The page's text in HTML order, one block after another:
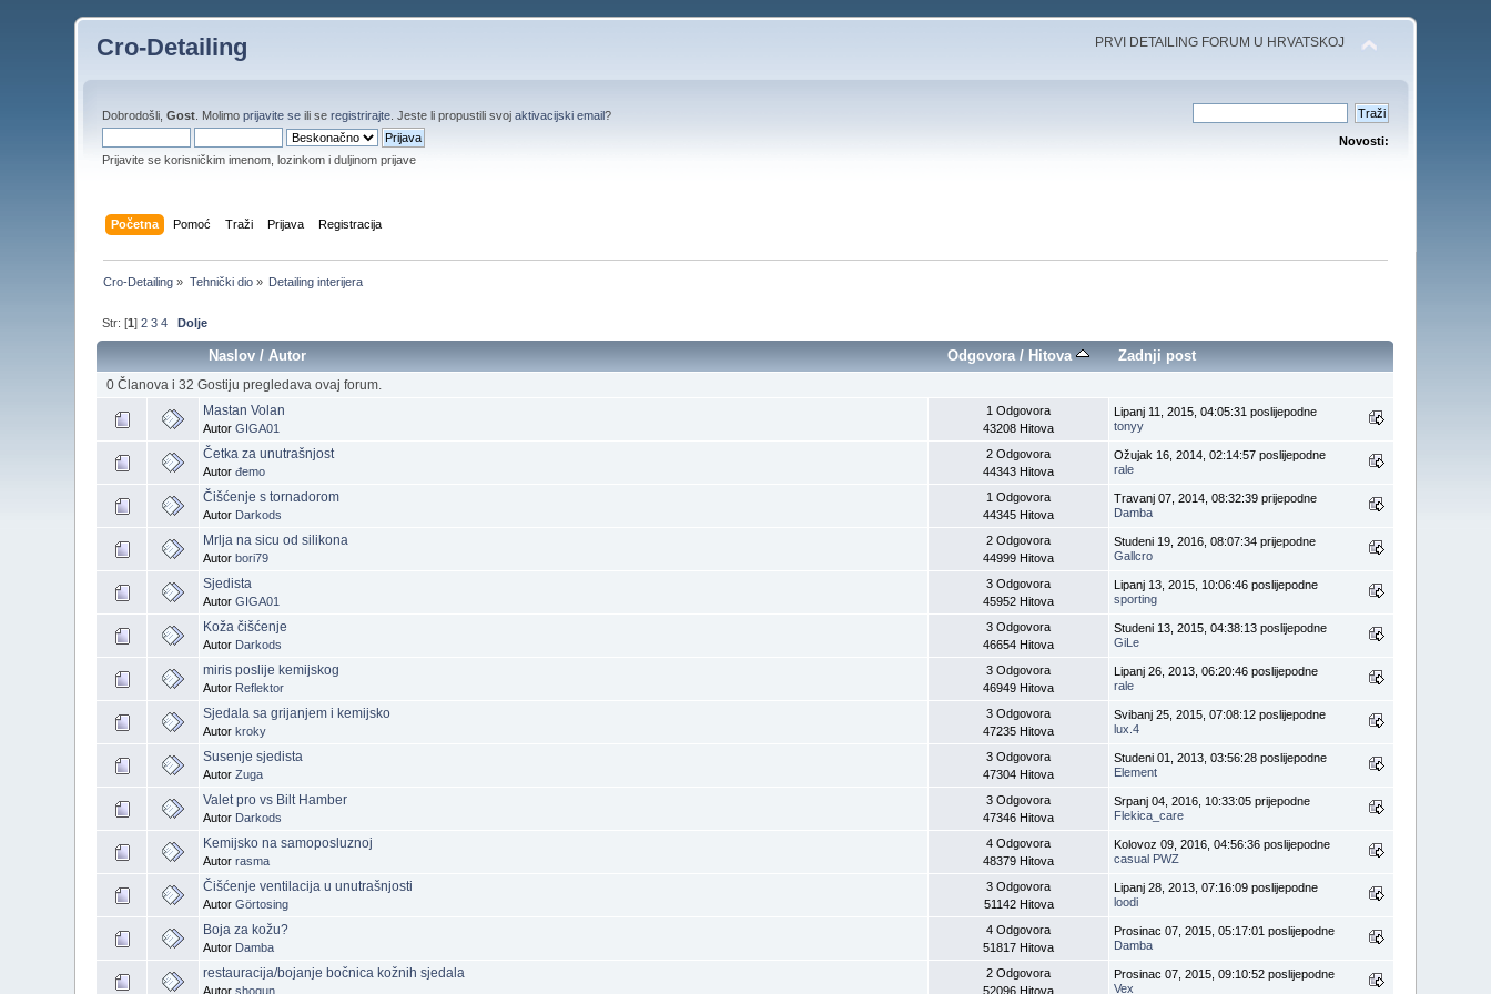
Cro-Detailing PRVI DETAILING FORUM U HRVATSKOJ
Dobrodošli,Gost . Molimoprijavite se ili seregistrirajte . Jeste li propustili svojaktivacijski email?
Prijavite se korisničkim imenom, lozinkom i duljinom prijave
Novosti:
Početna Pomoć Traži Prijava Registracija
Cro-Detailing » Tehnički dio» Detailing interijera
Str: [1]2 3 4 Dolje
Naslov /Autor Odgovora/ Hitova Zadnji post
0 Članova i 32 Gostiju pregledava ovaj forum.
Mastan Volan
AutorGIGA01
1 Odgovora
43208 Hitova
Lipanj 11, 2015, 04:05:31 poslijepodne
tonyy
Četka za unutrašnjost
Autorđemo
2 Odgovora
44343 Hitova
Ožujak 16, 2014, 02:14:57 poslijepodne
rale
Čišćenje s tornadorom
Autor Darkods
1 Odgovora
44345 Hitova
Travanj 07, 2014, 08:32:39 prijepodne
Damba
Mrlja na sicu od silikona
Autorbori79
2 Odgovora
44999 Hitova
Studeni 19, 2016, 08:07:34 prijepodne
Gallcro
Sjedista
AutorGIGA01
3 Odgovora
45952 Hitova
Lipanj 13, 2015, 10:06:46 poslijepodne
sporting
Koža čišćenje
Autor Darkods
3 Odgovora
46654 Hitova
Studeni 13, 2015, 04:38:13 poslijepodne
GiLe
miris poslije kemijskog
Autor Reflektor
3 Odgovora
46949 Hitova
Lipanj 26, 2013, 06:20:46 poslijepodne
rale
Sjedala sa grijanjem i kemijsko
Autorkroky
3 Odgovora
47235 Hitova
Svibanj 25, 2015, 07:08:12 poslijepodne
lux.4
Susenje sjedista
AutorZuga
3 Odgovora
47304 Hitova
Studeni 01, 2013, 03:56:28 poslijepodne
Element
Valet pro vs Bilt Hamber
Autor Darkods
3 Odgovora
47346 Hitova
Srpanj 04, 2016, 10:33:05 prijepodne
Flekica_care
Kemijsko na samoposluznoj
Autorrasma
4 Odgovora
48379 Hitova
Kolovoz 09, 2016, 04:56:36 poslijepodne
casual PWZ
Čišćenje ventilacija u unutrašnjosti
AutorGörtosing
3 Odgovora
51142 Hitova
Lipanj 28, 2013, 07:16:09 poslijepodne
loodi
Boja za kožu?
Autor Damba
4 Odgovora
51817 Hitova
Prosinac 07, 2015, 05:17:01 poslijepodne
Damba
restauracija/bojanje bočnica kožnih sjedala
Autorshogun
2 Odgovora
52096 Hitova
Prosinac 07, 2015, 09:10:52 poslijepodne
Vex